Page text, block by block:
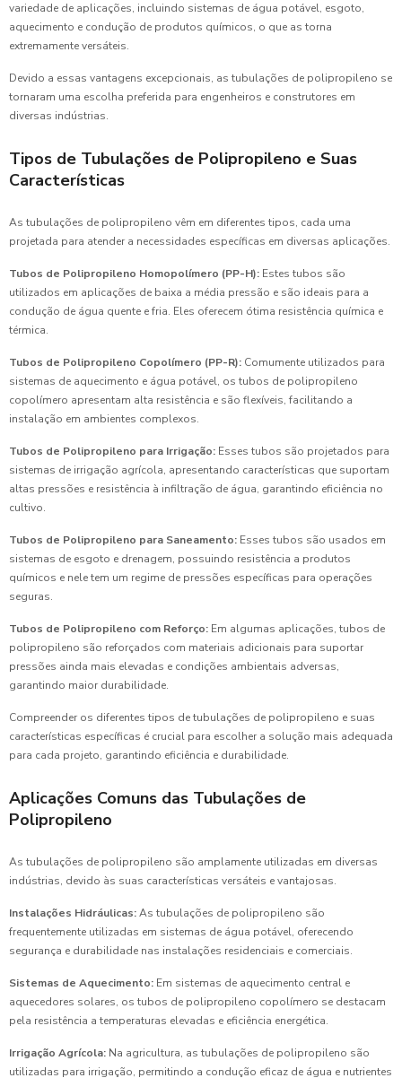
variedade de aplicações, incluindo sistemas de água potável, esgoto,
aquecimento e condução de produtos químicos, o que as torna
extremamente versáteis.
Devido a essas vantagens excepcionais, as tubulações de polipropileno se
tornaram uma escolha preferida para engenheiros e construtores em
diversas indústrias.
Tipos de Tubulações de Polipropileno e Suas
Características
As tubulações de polipropileno vêm em diferentes tipos, cada uma
projetada para atender a necessidades específicas em diversas aplicações.
Tubos de Polipropileno Homopolímero (PP-H): Estes tubos são
utilizados em aplicações de baixa a média pressão e são ideais para a
condução de água quente e fria. Eles oferecem ótima resistência química e
térmica.
Tubos de Polipropileno Copolímero (PP-R): Comumente utilizados para
sistemas de aquecimento e água potável, os tubos de polipropileno
copolímero apresentam alta resistência e são flexíveis, facilitando a
instalação em ambientes complexos.
Tubos de Polipropileno para Irrigação: Esses tubos são projetados para
sistemas de irrigação agrícola, apresentando características que suportam
altas pressões e resistência à infiltração de água, garantindo eficiência no
cultivo.
Tubos de Polipropileno para Saneamento: Esses tubos são usados em
sistemas de esgoto e drenagem, possuindo resistência a produtos
químicos e nele tem um regime de pressões específicas para operações
seguras.
Tubos de Polipropileno com Reforço: Em algumas aplicações, tubos de
polipropileno são reforçados com materiais adicionais para suportar
pressões ainda mais elevadas e condições ambientais adversas,
garantindo maior durabilidade.
Compreender os diferentes tipos de tubulações de polipropileno e suas
características específicas é crucial para escolher a solução mais adequada
para cada projeto, garantindo eficiência e durabilidade.
Aplicações Comuns das Tubulações de
Polipropileno
As tubulações de polipropileno são amplamente utilizadas em diversas
indústrias, devido às suas características versáteis e vantajosas.
Instalações Hidráulicas:As tubulações de polipropileno são
frequentemente utilizadas em sistemas de água potável, oferecendo
segurança e durabilidade nas instalações residenciais e comerciais.
Sistemas de Aquecimento: Em sistemas de aquecimento central e
aquecedores solares, os tubos de polipropileno copolímero se destacam
pela resistência a temperaturas elevadas e eficiência energética.
Irrigação Agrícola: Na agricultura, as tubulações de polipropileno são
utilizadas para irrigação, permitindo a condução eficaz de água e nutrientes